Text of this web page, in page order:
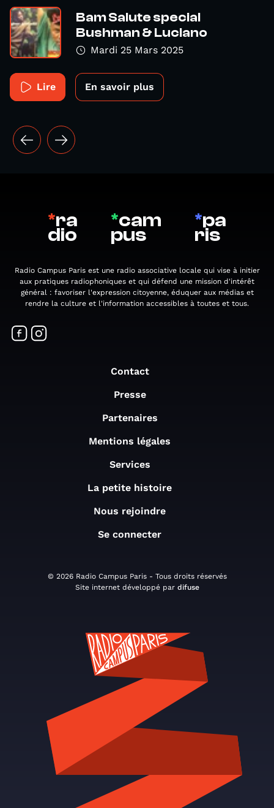
Bam Salute special
Bushman & Luciano
Mardi 25 Mars 2025
Lire En savoir plus
*ra
dio
*cam
pus
*pa
ris
Radio Campus Paris est une radio associative locale qui vise à initier
aux pratiques radiophoniques et qui défend une mission d'intérêt
général : favoriser l'expression citoyenne, éduquer aux médias et
rendre la culture et l'information accessibles à toutes et tous.
Contact
Presse
Partenaires
Mentions légales
Services
La petite histoire
Nous rejoindre
Se connecter
© 2026 Radio Campus Paris - Tous droits réservés
Site internet développé par difuse